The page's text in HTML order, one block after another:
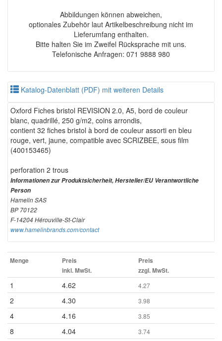
Abbildungen können abweichen,
optionales Zubehör laut Artikelbeschreibung nicht im
Lieferumfang enthalten.
Bitte halten Sie im Zweifel Rücksprache mit uns.
Telefonische Anfragen: 071 9888 980
Katalog-Datenblatt (PDF) mit weiteren Details
Oxford Fiches bristol REVISION 2.0, A5, bord de couleur
blanc, quadrillé, 250 g/m2, coins arrondis,
contient 32 fiches bristol à bord de couleur assorti en bleu
rouge, vert, jaune, compatible avec SCRIZBEE, sous film
(400153465)
perforation 2 trous
Informationen zur Produktsicherheit, Hersteller/EU Verantwortliche
Person
Hamelin SAS
BP 70122
F-14204 Hérouville-St-Clair
www.hamelinbrands.com/contact
Menge
Preis
inkl. MwSt.
Preis
zzgl. MwSt.
1 4.62 4.27
2 4.30 3.98
4 4.16 3.85
8 4.04 3.74